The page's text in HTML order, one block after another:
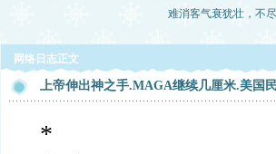
难消客气衰犹壮，不
网络日志正文
上帝伸出神之手.MAGA继续几厘米.美国
*